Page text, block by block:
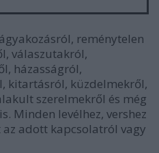
reménytelen
válaszutakról,
házasságról,
kitartásról, küzdelmekről,
szerelmekről és még
Minden levélhez, vershez
adott kapcsolatról vagy